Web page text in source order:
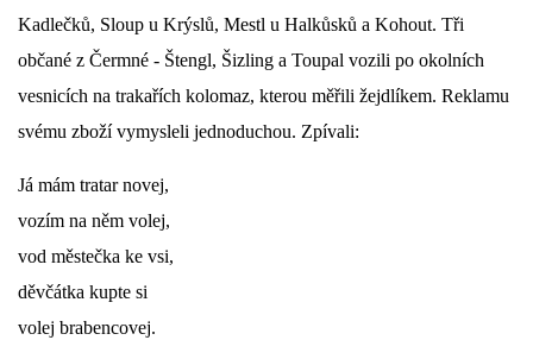
Kadlečků, Sloup u Krýslů, Mestl u Halkůsků a Kohout. Tři
občané z Čermné - Štengl, Šizling a Toupal vozili po okolních
vesnicích na trakařích kolomaz, kterou měřili žejdlíkem. Reklamu
svému zboží vymysleli jednoduchou. Zpívali:
Já mám tratar novej,
vozím na něm volej,
vod městečka ke vsi,
děvčátka kupte si
volej brabencovej.